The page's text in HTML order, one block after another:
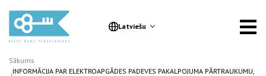
Latviešu
Sākums
INFORMĀCIJA PAR ELEKTROAPGĀDES PADEVES PAKALPOJUMA PĀRTRAUKUMU,